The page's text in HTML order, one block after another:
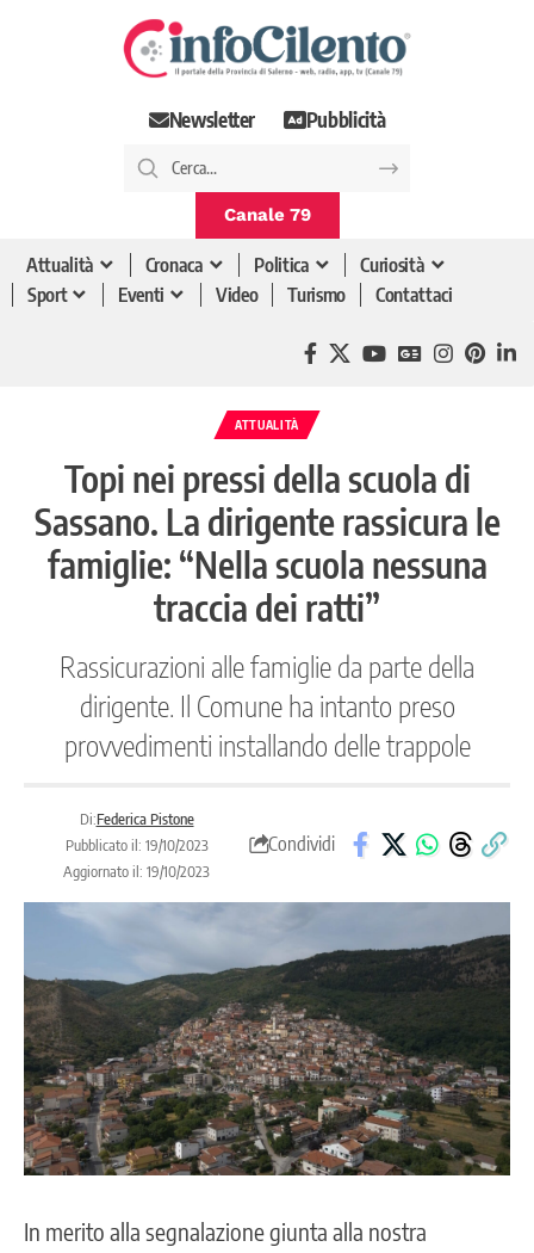
Newsletter Pubblicità
Canale 79
Attualità Cronaca Politica
Curiosità
Sport
Eventi Video Turismo Contattaci
ATTUALITÀ
Topi nei pressi della scuola di
Sassano. La dirigente rassicura le
famiglie: “Nella scuola nessuna
traccia dei ratti”
Rassicurazioni alle famiglie da parte della
dirigente. Il Comune ha intanto preso
provvedimenti installando delle trappole
Di:Federica Pistone
Pubblicato il: 19/10/2023
Aggiornato il: 19/10/2023
Condividi
In merito alla segnalazione giunta alla nostra